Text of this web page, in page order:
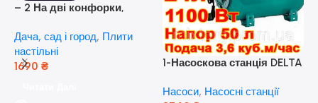
– 2 На дві конфорки,
розпалюванням.
Дача, сад і город, Плити
настільні
1690 ₴
1-Насоскова станція DELTA
кВт) ( Польща)
Насоси, Насосні станції